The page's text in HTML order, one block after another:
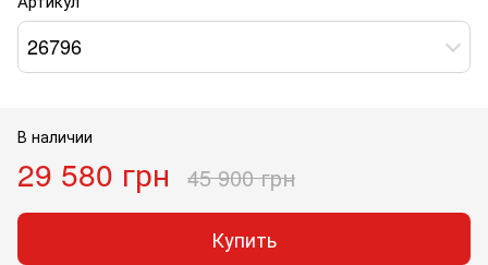
26796
В наличии
29 580 грн 45 900 грн
Купить